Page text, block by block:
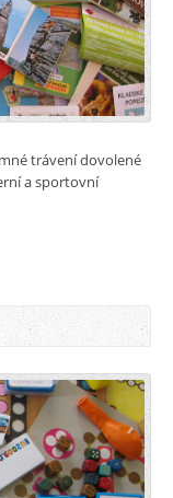
trávení dovolené
a sportovní